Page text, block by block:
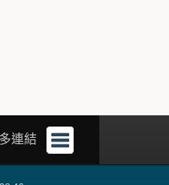
連結